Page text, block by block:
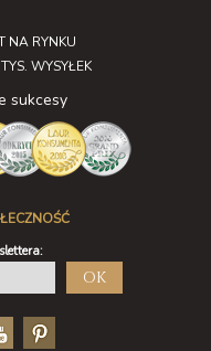
NA RYNKU
WYSYŁEK
sukcesy
OK